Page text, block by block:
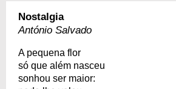
Nostalgia
António Salvado
A pequena flor
só que além nasceu
sonhou ser maior: